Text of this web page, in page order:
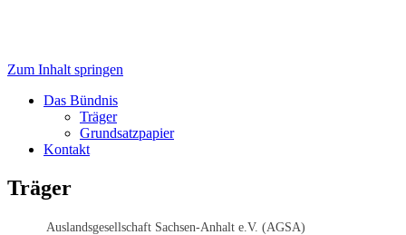
Trägerbündnis
der Jugend-, Sozial- und Kulturarbeit,
Integrationsarbeit und
Engagementförderung
Zum Inhalt springen
Das Bündnis
Träger
Grundsatzpapier
Kontakt
Träger
Auslandsgesellschaft Sachsen-Anhalt e.V. (AGSA)